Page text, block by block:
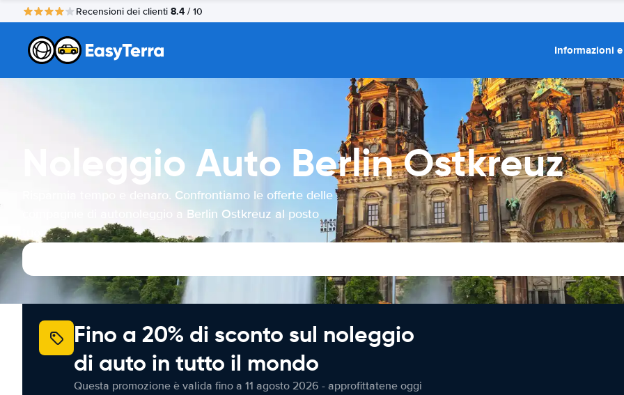
Recensioni dei clienti 8.4 / 10
Informazioni
Noleggio Auto Berlin Ostkreuz
Risparmia tempo e denaro. Confrontiamo le offerte delle
compagnie di autonoleggio a Berlin Ostkreuz al posto
tuo.
Fino a 20% di sconto sul noleggio
di auto in tutto il mondo
Questa promozione è valida fino a 11 agosto 2026 - approfittatene oggi